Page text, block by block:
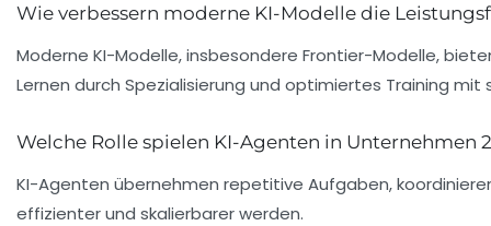
Wie verbessern moderne KI-Modelle die
Moderne KI-Modelle, insbesondere Frontier-Modelle,
Lernen durch Spezialisierung und optimiertes Training
Welche Rolle spielen KI-Agenten in Unternehmen
KI-Agenten übernehmen repetitive Aufgaben,
effizienter und skalierbarer werden.